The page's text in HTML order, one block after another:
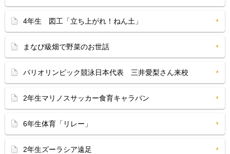
4年生 図工「立ち上がれ！ねん土」
まなび級畑で野菜のお世話
パリオリンピック競泳日本代表 三井愛梨さん来校
2年生マリノスサッカー食育キャラバン
6年生体育「リレー」
2年生ズーラシア遠足